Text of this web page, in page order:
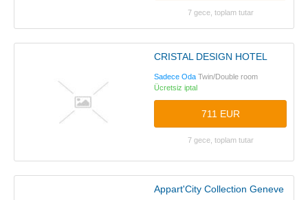
7 gece, toplam tutar
CRISTAL DESIGN HOTEL
Sadece Oda Twin/Double room
Ücretsiz iptal
711 EUR
7 gece, toplam tutar
Appart'City Collection Geneve